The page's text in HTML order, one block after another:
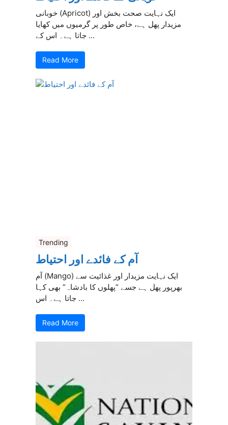
خوبانی (Apricot) ایک نہایت صحت بخش اور
مزیدار پھل ہے، خاص طور پر گرمیوں میں کھایا
جاتا ہے۔ اس کے ...
Read More
Trending
آم کے فائدے اور احتیاط
آم (Mango) ایک نہایت مزیدار اور غذائیت سے
بھرپور پھل ہے جسے “پھلوں کا بادشاہ” بھی کہا
جاتا ہے۔ اس ...
Read More